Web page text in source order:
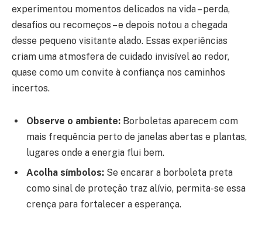
experimentou momentos delicados na vida – perda,
desafios ou recomeços – e depois notou a chegada
desse pequeno visitante alado. Essas experiências
criam uma atmosfera de cuidado invisível ao redor,
quase como um convite à confiança nos caminhos
incertos.
Observe o ambiente: Borboletas aparecem com
mais frequência perto de janelas abertas e plantas,
lugares onde a energia flui bem.
Acolha símbolos: Se encarar a borboleta preta
como sinal de proteção traz alívio, permita-se essa
crença para fortalecer a esperança.